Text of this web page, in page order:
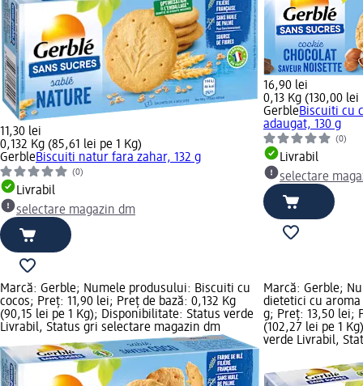
11,30 lei
0,132 Kg (85,61 lei pe 1 Kg)
GerbleBiscuiti natur fara zahar, 132 g
(0)
Livrabil
selectare magazin dm
16,90 lei
0,13 Kg (130,00 lei
GerbleBiscuiti cu
adaugat, 130 g
(0)
Livrabil
selectare
Marcă: Gerble; Numele produsului: Biscuiti cu
cocos; Preț: 11,90 lei; Preț de bază: 0,132 Kg
(90,15 lei pe 1 Kg); Disponibilitate: Status verde
Livrabil, Status gri selectare magazin dm
Marcă: Gerble;
dietetici cu aroma
g; Preț: 13,50 lei;
(102,27 lei pe 1
verde Livrabil,